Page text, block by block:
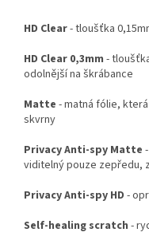
HD Clear- tloušťka
HD Clear 0,3mm -
odolnější na škrábance
Matte - matná fólie,
skvrny
Privacy Anti-spy Matte
viditelný pouze zepředu,
Privacy Anti-spy HD -
Self-healing scratch -